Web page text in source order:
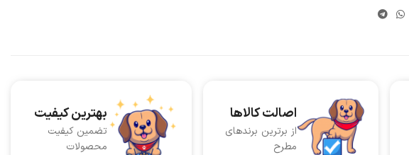
اصالت کالاها
از برترین برندهای
مطرح
بهترین کیفیت
تضمین کیفیت
محصولات